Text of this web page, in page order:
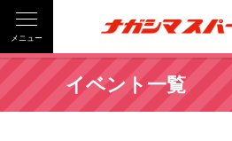
メニュー
イベント一覧